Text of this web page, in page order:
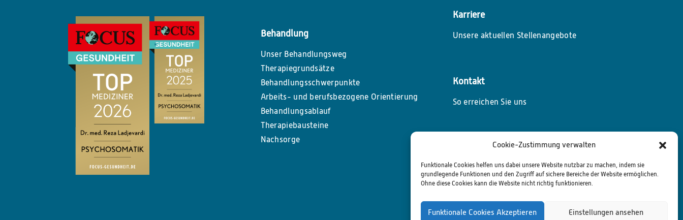
Cookie-Zustimmung verwalten
Funktionale Cookies helfen uns dabei unsere Website nutzbar zu machen, indem sie
grundlegende Funktionen und den Zugriff auf sichere Bereiche der Website ermöglichen.
Ohne diese Cookies kann die Website nicht richtig funktionieren.
Funktionale Cookies Akzeptieren Einstellungen ansehen
Behandlung
Unser Behandlungsweg
Therapiegrundsätze
Behandlungsschwerpunkte
Arbeits- und berufsbezogene Orientierung
Behandlungsablauf
Therapiebausteine
Nachsorge
Karriere
Unsere aktuellen Stellenangebote
Kontakt
So erreichen Sie uns